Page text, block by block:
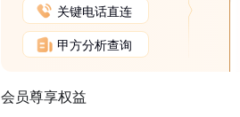
关键电话直连
甲方分析查询
会员尊享权益